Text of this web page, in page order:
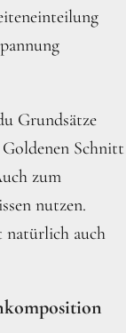
Grundsätze
Schnitt
zum
nutzen.
natürlich auch